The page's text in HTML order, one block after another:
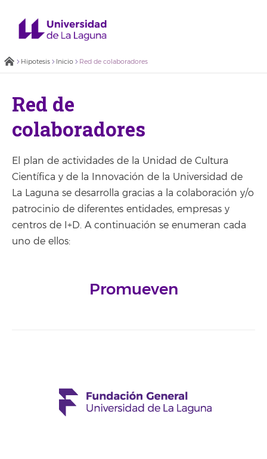
Hipotesis Inicio Red de colaboradores
Red de
colaboradores
El plan de actividades de la Unidad de Cultura
Científica y de la Innovación de la Universidad de
La Laguna se desarrolla gracias a la colaboración y/o
patrocinio de diferentes entidades, empresas y
centros de I+D. A continuación se enumeran cada
uno de ellos:
Promueven